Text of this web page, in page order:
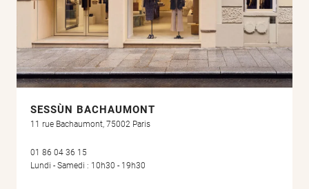
SESSÙN BACHAUMONT
11 rue Bachaumont, 75002 Paris
01 86 04 36 15
Lundi - Samedi : 10h30 - 19h30